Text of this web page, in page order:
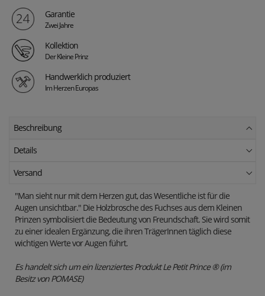
Garantie
Zwei Jahre
Kollektion
Der Kleine Prinz
Handwerklich produziert
Im Herzen Europas
Beschreibung
Details
Versand
"Man sieht nur mit dem Herzen gut, das Wesentliche ist für die
Augen unsichtbar." Die Holzbrosche des Fuchses aus dem Kleinen
Prinzen symbolisiert die Bedeutung von Freundschaft. Sie wird somit
zu einer idealen Ergänzung, die ihren TrägerInnen täglich diese
wichtigen Werte vor Augen führt.
Es handelt sich um ein lizenziertes Produkt Le Petit Prince ® (im
Besitz von POMASE)